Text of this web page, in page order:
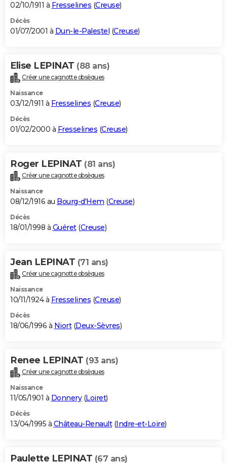
02/10/1911 à Fresselines (Creuse)
Décès
01/07/2001 à Dun-le-Palestel (Creuse)
Elise LEPINAT (88 ans)
Créer une cagnotte obsèques
Naissance
03/12/1911 à Fresselines (Creuse)
Décès
01/02/2000 à Fresselines (Creuse)
Roger LEPINAT (81 ans)
Créer une cagnotte obsèques
Naissance
08/12/1916 au Bourg-d'Hem (Creuse)
Décès
18/01/1998 à Guéret(Creuse)
Jean LEPINAT (71 ans)
Créer une cagnotte obsèques
Naissance
10/11/1924 à Fresselines (Creuse)
Décès
18/06/1996 à Niort(Deux-Sèvres)
Renee LEPINAT (93 ans)
Créer une cagnotte obsèques
Naissance
11/05/1901 à Donnery(Loiret)
Décès
13/04/1995 à Château-Renault(Indre-et-Loire)
Paulette LEPINAT (67 ans)